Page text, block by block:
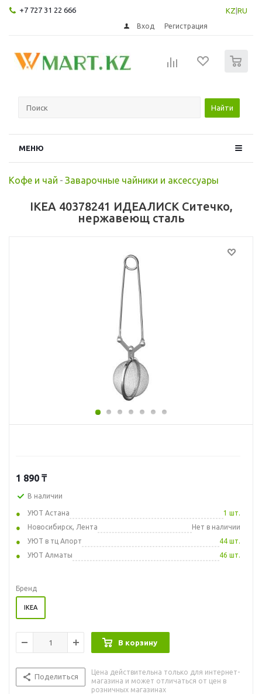
+7 727 31 22 666 KZ RU
Вход Регистрация
Найти
МЕНЮ
Кофе и чай - Заварочные чайники и аксессуары
IKEA 40378241 ИДЕАЛИСК Ситечко,
нержавеющ сталь
1 890 ₸
В наличии
УЮТ Астана
1 шт.
Новосибирск, Лента
Нет в наличии
УЮТ в тц Апорт
44 шт.
УЮТ Алматы
46 шт.
Бренд
IKEA
В корзину
Поделиться
Цена действительна только для интернет-
магазина и может отличаться от цен в
розничных магазинах